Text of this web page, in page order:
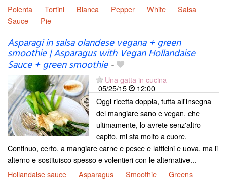
Polenta
Tortini Bianca Pepper White
Salsa
Sauce
Pie
Asparagi in salsa olandese vegana + green
smoothie | Asparagus with Vegan Hollandaise
Sauce + green smoothie-
Una gatta in cucina
05/25/15
12:00
Oggi ricetta doppia, tutta all'insegna
del mangiare sano e vegan, che
ultimamente, lo avrete senz'altro
capito, mi sta molto a cuore.
Continuo, certo, a mangiare carne e pesce e latticini e uova, ma li
alterno e sostituisco spesso e volentieri con le alternative...
Hollandaise sauce
Asparagus Smoothie Greens